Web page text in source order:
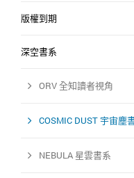
版權到期
深空書系
ORV 全知讀者視角
COSMIC DUST 宇宙塵
NEBULA 星雲書系